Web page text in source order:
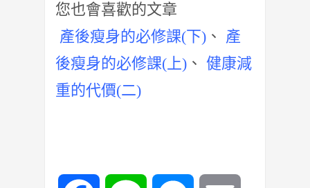
您也會喜歡的文章
產後瘦身的必修課(下) 、
產
後瘦身的必修課(上) 、 健康減
重的代價(二)